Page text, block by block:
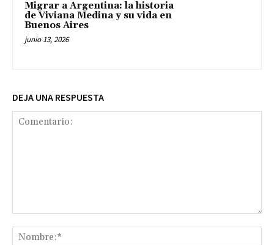
Migrar a Argentina: la historia
de Viviana Medina y su vida en
Buenos Aires
junio 13, 2026
DEJA UNA RESPUESTA